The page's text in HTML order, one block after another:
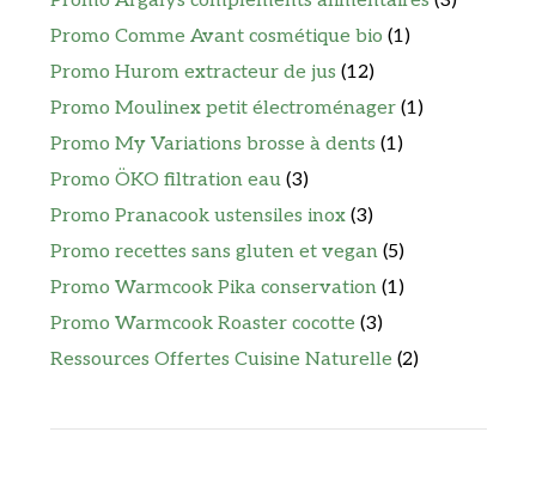
Promo Comme Avant cosmétique bio (1)
Promo Hurom extracteur de jus (12)
Promo Moulinex petit électroménager (1)
Promo My Variations brosse à dents (1)
Promo ÖKO filtration eau (3)
Promo Pranacook ustensiles inox (3)
Promo recettes sans gluten et vegan (5)
Promo Warmcook Pika conservation (1)
Promo Warmcook Roaster cocotte (3)
Ressources Offertes Cuisine Naturelle (2)